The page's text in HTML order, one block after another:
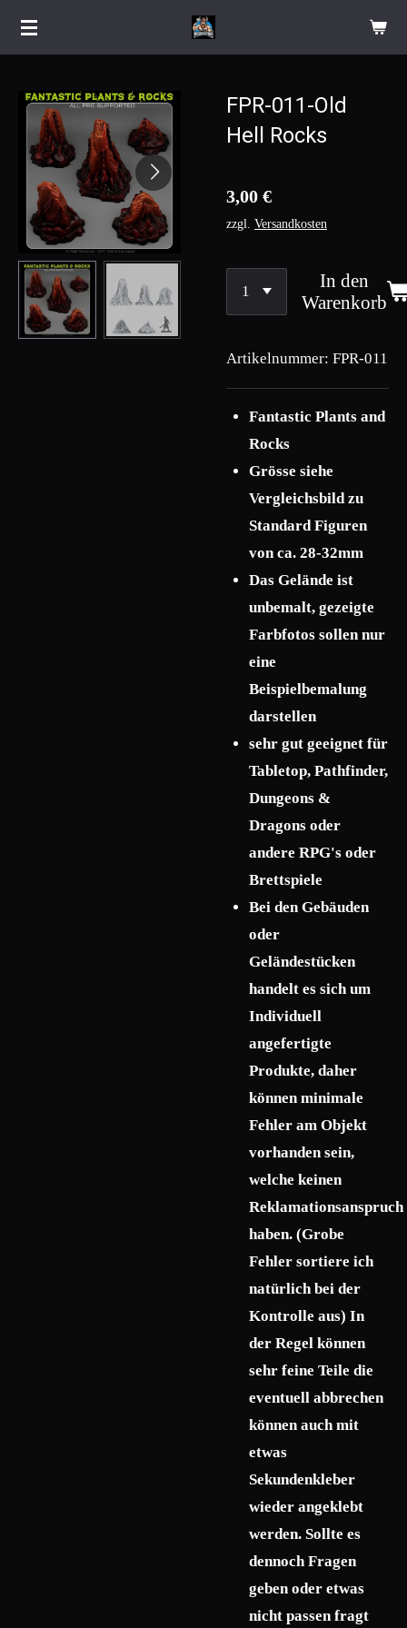
Zum
FPR-011-Old
Hell Rocks
3,00 €
zzgl. Versandkosten
In den
Warenkorb
Artikelnummer: FPR-011
Fantastic Plants and
Rocks
Grösse siehe
Vergleichsbild zu
Standard Figuren
von ca. 28-32mm
Das Gelände ist
unbemalt, gezeigte
Farbfotos sollen nur
eine
Beispielbemalung
darstellen
sehr gut geeignet für
Tabletop, Pathfinder,
Dungeons &
Dragons oder
andere RPG's oder
Brettspiele
Bei den Gebäuden
oder
Geländestücken
handelt es sich um
Individuell
angefertigte
Produkte, daher
können minimale
Fehler am Objekt
vorhanden sein,
welche keinen
Reklamationsanspruch
haben. (Grobe
Fehler sortiere ich
natürlich bei der
Kontrolle aus) In
der Regel können
sehr feine Teile die
eventuell abbrechen
können auch mit
etwas
Sekundenkleber
wieder angeklebt
werden. Sollte es
dennoch Fragen
geben oder etwas
nicht passen fragt